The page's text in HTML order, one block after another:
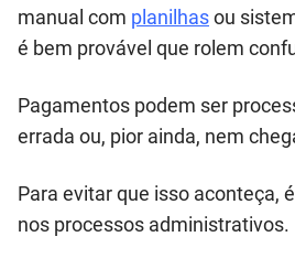
manual com planilhasou
é bem provável que rolem
Pagamentos podem ser
errada ou, pior ainda, nem
Para evitar que isso aconteça,
nos processos administrativos.